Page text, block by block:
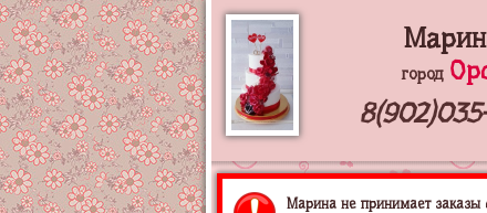
город
Марина не принимает заказы